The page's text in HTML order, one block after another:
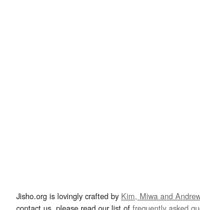
Jisho.org is lovingly crafted by Kim, Miwa and Andrew